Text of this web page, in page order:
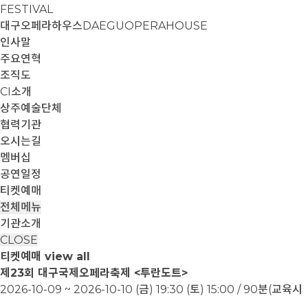
FESTIVAL
대구오페라하우스DAEGUOPERAHOUSE
인사말
주요연혁
조직도
CI소개
상주예술단체
협력기관
오시는길
멤버십
공연일정
티켓예매
전체메뉴
기관소개
CLOSE
티켓예매 view all
제23회 대구국제오페라축제 <투란도트>
2026-10-09 ~ 2026-10-10 (금) 19:30 (토) 15:00 / 90분(교육시